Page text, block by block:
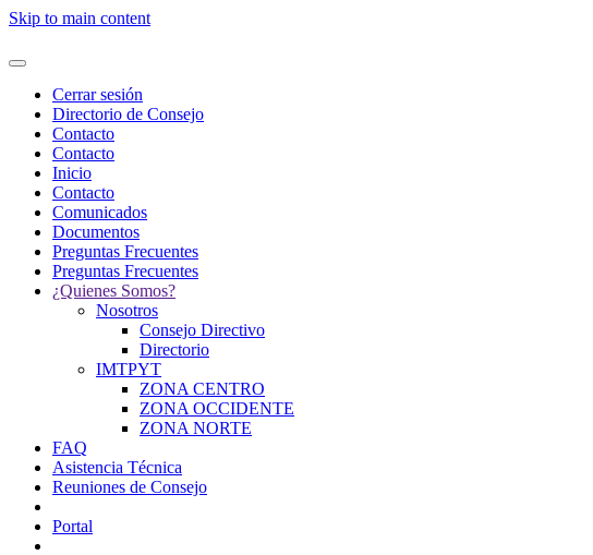
Skip to main content
Cerrar sesión
Directorio de Consejo
Contacto
Contacto
Inicio
Contacto
Comunicados
Documentos
Preguntas Frecuentes
Preguntas Frecuentes
¿Quienes Somos?
Nosotros
Consejo Directivo
Directorio
IMTPYT
ZONA CENTRO
ZONA OCCIDENTE
ZONA NORTE
FAQ
Asistencia Técnica
Reuniones de Consejo
Portal